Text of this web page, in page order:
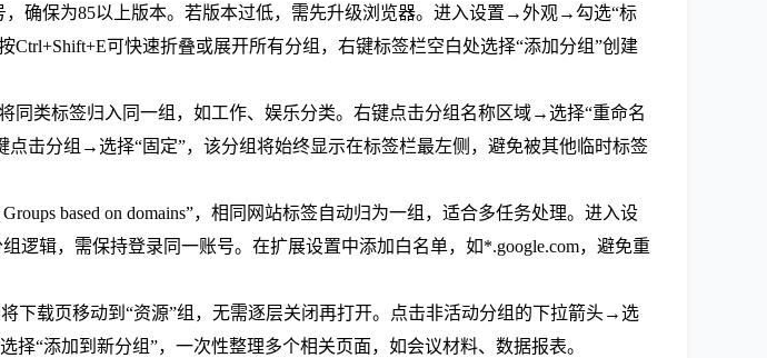
，确保为85以上版本。若版本过低，需先升级浏览器。进入设置→外观→勾选“标
可快速折叠或展开所有分组，右键标签栏空白处选择“添加分组”创建
类标签归入同一组，如工作、娱乐分类。右键点击分组名称区域→选择“重命名
击分组→选择“固定”，该分组将始终显示在标签栏最左侧，避免被其他临时标签
based on domains”，相同网站标签自动归为一组，适合多任务处理。进入设
辑，需保持登录同一账号。在扩展设置中添加白名单，如*.google.com，避免重
载页移动到“资源”组，无需逐层关闭再打开。点击非活动分组的下拉箭头→选
“添加到新分组”，一次性整理多个相关页面，如会议材料、数据报表。